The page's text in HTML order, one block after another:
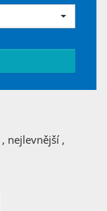
, nejlevnější ,